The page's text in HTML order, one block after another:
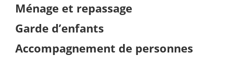
Ménage et repassage
Garde d’enfants
Accompagnement de personnes